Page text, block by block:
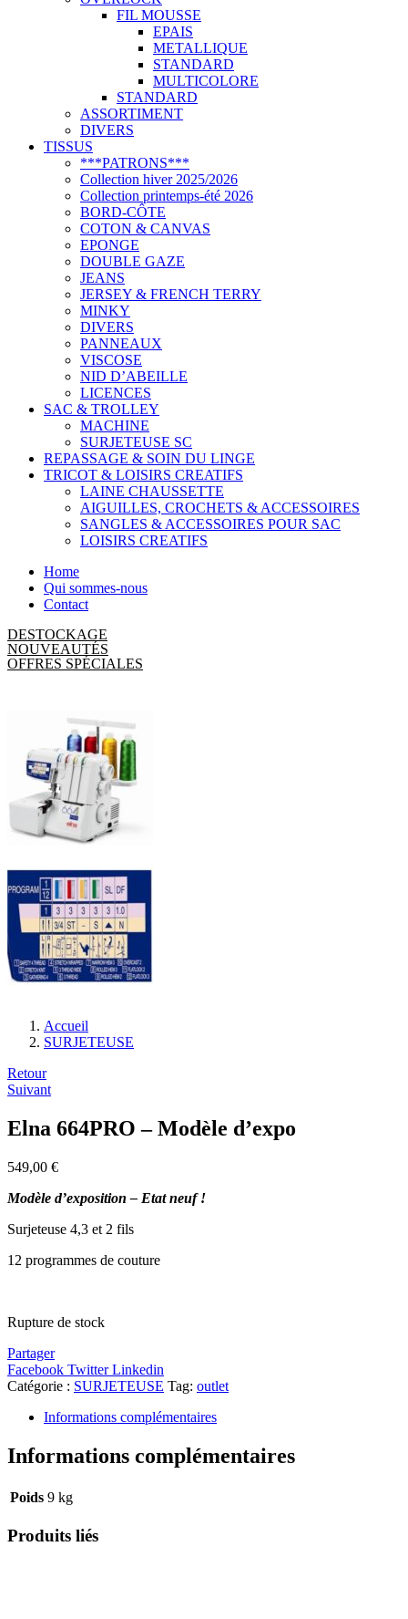
FIL MOUSSE
EPAIS
METALLIQUE
STANDARD
MULTICOLORE
STANDARD
ASSORTIMENT
DIVERS
TISSUS
***PATRONS***
Collection hiver 2025/2026
Collection printemps-été 2026
BORD-CÔTE
COTON & CANVAS
EPONGE
DOUBLE GAZE
JEANS
JERSEY & FRENCH TERRY
MINKY
DIVERS
PANNEAUX
VISCOSE
NID D’ABEILLE
LICENCES
SAC & TROLLEY
MACHINE
SURJETEUSE SC
REPASSAGE & SOIN DU LINGE
TRICOT & LOISIRS CREATIFS
LAINE CHAUSSETTE
AIGUILLES, CROCHETS & ACCESSOIRES
SANGLES & ACCESSOIRES POUR SAC
LOISIRS CREATIFS
Home
Qui sommes-nous
Contact
DESTOCKAGE
NOUVEAUTÉS
OFFRES SPÉCIALES
Accueil
SURJETEUSE
Navigation
de
l’article
Retour
Suivant
Elna 664PRO – Modèle d’expo
549,00 €
Modèle d’exposition – Etat neuf !
Surjeteuse 4,3 et 2 fils
12 programmes de couture
Rupture de stock
Partager
Facebook TwitterLinkedin
Catégorie : SURJETEUSE Tag: outlet
Informations complémentaires
Informations complémentaires
Poids 9 kg
Produits liés